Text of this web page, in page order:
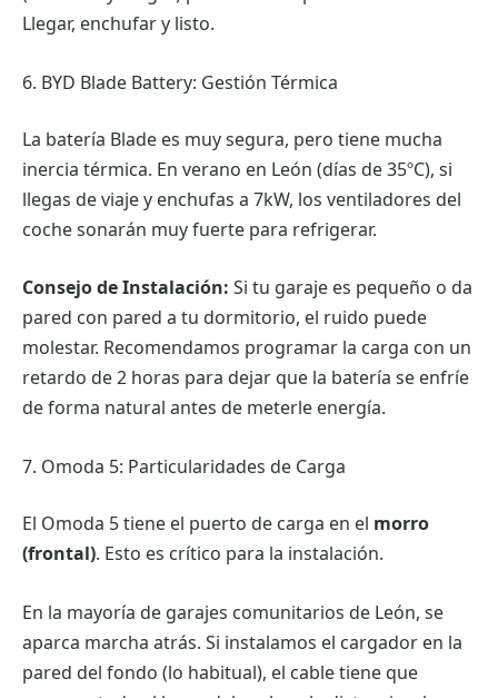
Llegar, enchufar y listo.
6. BYD Blade Battery: Gestión Térmica
La batería Blade es muy segura, pero tiene mucha
inercia térmica. En verano en León (días de 35ºC), si
llegas de viaje y enchufas a 7kW, los ventiladores del
coche sonarán muy fuerte para refrigerar.
Consejo de Instalación: Si tu garaje es pequeño o da
pared con pared a tu dormitorio, el ruido puede
molestar. Recomendamos programar la carga con un
retardo de 2 horas para dejar que la batería se enfríe
de forma natural antes de meterle energía.
7. Omoda 5: Particularidades de Carga
El Omoda 5 tiene el puerto de carga en el morro
(frontal). Esto es crítico para la instalación.
En la mayoría de garajes comunitarios de León, se
aparca marcha atrás. Si instalamos el cargador en la
pared del fondo (lo habitual), el cable tiene que